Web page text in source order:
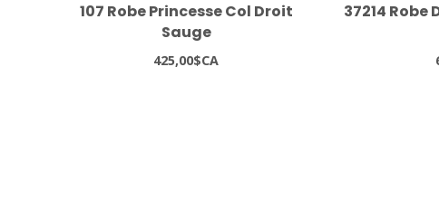
107 Robe Princesse Col Droit
Sauge
425,00$CA
37214 Robe